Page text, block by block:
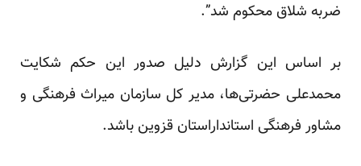
ضربه شلاق محکوم شد”.
بر اساس این گزارش دلیل صدور این حکم شکایت
محمدعلی حضرتی‌ها، مدیر کل سازمان میراث فرهنگی و
مشاور فرهنگی استانداراستان قزوین باشد.